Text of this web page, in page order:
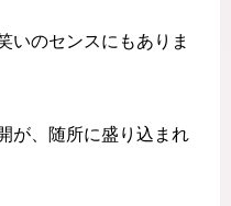
いのセンスにもありま
が、随所に盛り込まれ